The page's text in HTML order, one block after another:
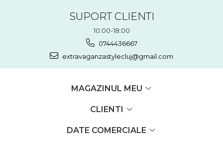
SUPORT CLIENTI
10:00-18:00
0744436667
extravaganzastylecluj@gmail.com
MAGAZINUL MEU
CLIENTI
DATE COMERCIALE